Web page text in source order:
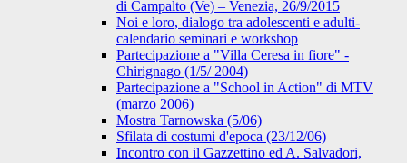
di Campalto (Ve) – Venezia, 26/9/2015
Noi e loro, dialogo tra adolescenti e adulti-
calendario seminari e workshop
Partecipazione a "Villa Ceresa in fiore" -
Chirignago (1/5/ 2004)
Partecipazione a "School in Action" di MTV
(marzo 2006)
Mostra Tarnowska (5/06)
Sfilata di costumi d'epoca (23/12/06)
Incontro con il Gazzettino ed A. Salvadori,